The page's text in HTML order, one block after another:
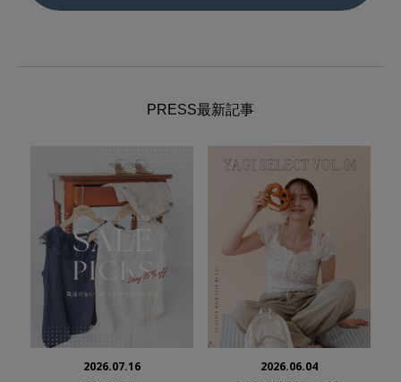
PRESS最新記事
2026.07.16 2026.06.04